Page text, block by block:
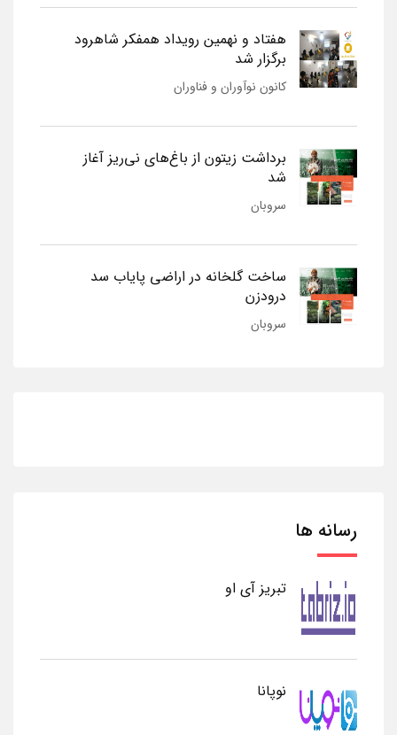
هفتاد و نهمین رویداد همفکر شاهرود
برگزار شد
کانون نوآوران و فناوران
برداشت زیتون از باغ‌های نی‌ریز آغاز
شد
سروبان
ساخت گلخانه در اراضی پایاب سد
درودزن
سروبان
رسانه ها
تبریز آی او
نوپانا